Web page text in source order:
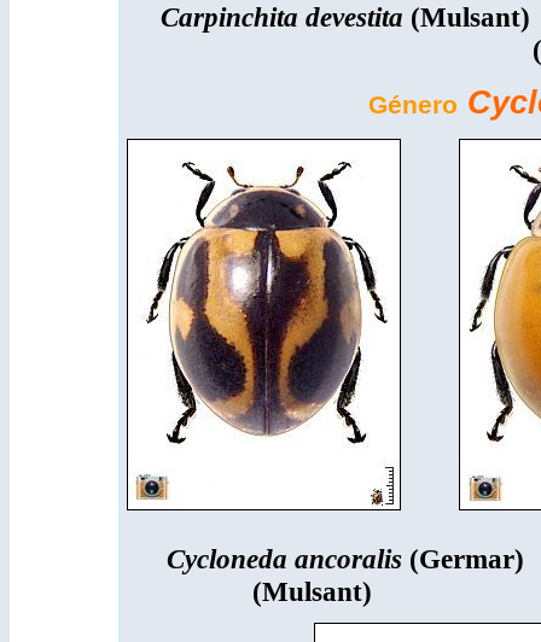
Carpinchita devestita (Mulsant)
Género
Cycloneda ancoralis (Germar)
(Mulsant)